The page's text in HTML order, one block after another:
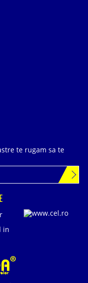
te rugam sa te
in